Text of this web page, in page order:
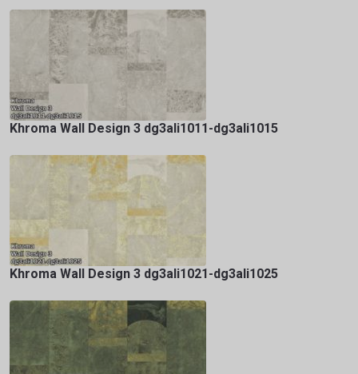
Khroma Wall Design 3 dg3ali1011-dg3ali1015
Khroma Wall Design 3 dg3ali1021-dg3ali1025